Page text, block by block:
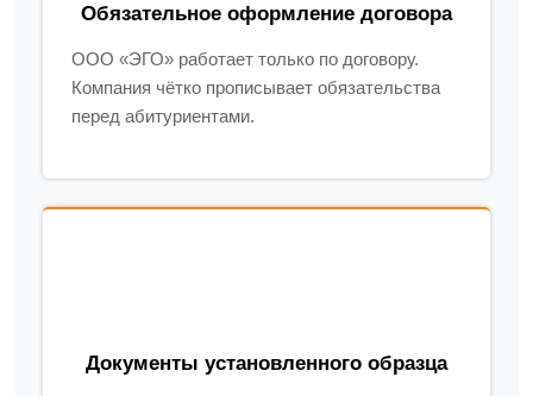
Обязательное оформление договора
ООО «ЭГО» работает только по договору.
Компания чётко прописывает обязательства
перед абитуриентами.
Документы установленного образца